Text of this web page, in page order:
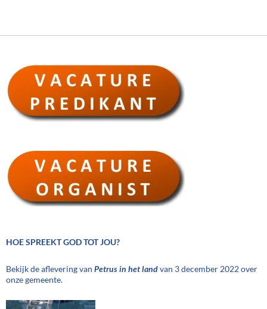
HOE SPREEKT GOD TOT JOU?
Bekijk de aflevering van Petrus in het landvan 3 december 2022 over
onze gemeente.